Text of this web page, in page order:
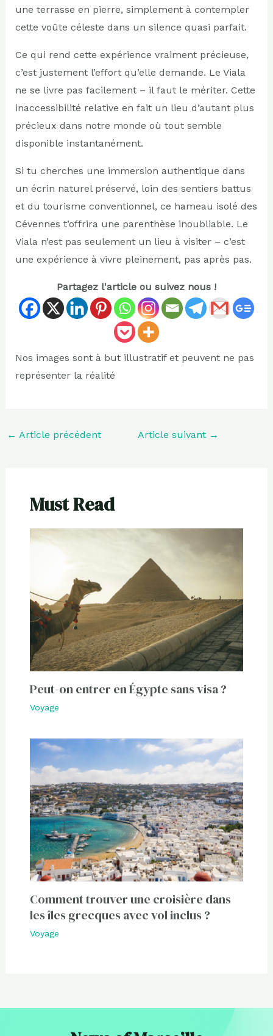
une terrasse en pierre, simplement à contempler
cette voûte céleste dans un silence quasi parfait.
Ce qui rend cette expérience vraiment précieuse,
c’est justement l’effort qu’elle demande. Le Viala
ne se livre pas facilement – il faut le mériter. Cette
inaccessibilité relative en fait un lieu d’autant plus
précieux dans notre monde où tout semble
disponible instantanément.
Si tu cherches une immersion authentique dans
un écrin naturel préservé, loin des sentiers battus
et du tourisme conventionnel, ce hameau isolé des
Cévennes t’offrira une parenthèse inoubliable. Le
Viala n’est pas seulement un lieu à visiter – c’est
une expérience à vivre pleinement, pas après pas.
Partagez l'article ou suivez nous !
Nos images sont à but illustratif et peuvent ne pas
représenter la réalité
← Article précédent Article suivant →
Must Read
Peut-on entrer en Égypte sans visa ?
Voyage
Comment trouver une croisière dans
les îles grecques avec vol inclus ?
Voyage